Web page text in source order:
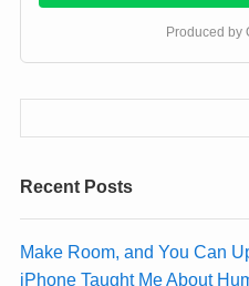
Produced by
Recent Posts
Make Room, and You Can
iPhone Taught Me About